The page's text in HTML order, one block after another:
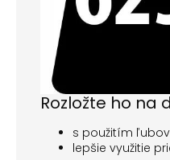
Rozložte ho na
s použitím
lepšie využitie